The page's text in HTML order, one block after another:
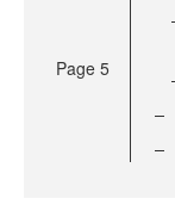
Page 5